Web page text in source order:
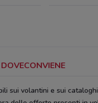
sui volantini e sui